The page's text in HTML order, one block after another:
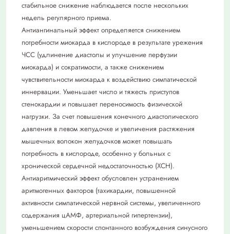
стабильное снижение наблюдается после нескольких
недель регулярного приема.
Антиангинальный эффект определяется снижением
потребности миокарда в кислороде в результате урежения
ЧСС (удлинение диастолы и улучшение перфузии
миокарда) и сократимости, а также снижением
чувствительности миокарда к воздействию симпатической
иннервации. Уменьшает число и тяжесть приступов
стенокардии и повышает переносимость физической
нагрузки. За счет повышения конечного диастолического
давления в левом желудочке и увеличения растяжения
мышечных волокон желудочков может повышать
потребность в кислороде, особенно у больных с
хронической сердечной недостаточностью (ХСН).
Антиаритмический эффект обусловлен устранением
аритмогенных факторов (тахикардии, повышенной
активности симпатической нервной системы, увеличенного
содержания цАМФ, артериальной гипертензии),
уменьшением скорости спонтанного возбуждения синусного